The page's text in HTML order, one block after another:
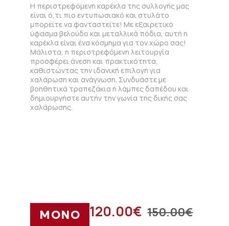
Η περιστρεφόμενη καρέκλα της συλλογής μας
είναι ό,τι πιο εντυπωσιακό και στυλάτο
μπορείτε να φανταστείτε! Με εξαιρετικό
ύφασμα βελούδο και μεταλλικά πόδια, αυτή η
καρέκλα είναι ένα κόσμημα για τον χώρο σας!
Μάλιστα, η περιστρεφόμενη λειτουργία
προσφέρει άνεση και πρακτικότητα,
καθιστώντας την ιδανική επιλογή για
χαλάρωση και ανάγνωση. Συνδυάστε με
βοηθητικά τραπεζάκια ή λάμπες δαπέδου και
δημιουργήστε αυτήν την γωνία της δικής σας
χαλάρωσης.
ΜΟΝΟ 150.00€
120.00€